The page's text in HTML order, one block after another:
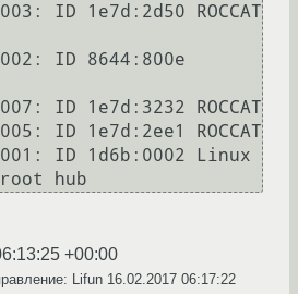
ID 1e7d:2d50 ROCCAT
ID 8644:800e
ID 1e7d:3232 ROCCAT
ID 1e7d:2ee1 ROCCAT
ID 1d6b:0002 Linux
hub
+00:00
Lifun 16.02.2017 06:17:22